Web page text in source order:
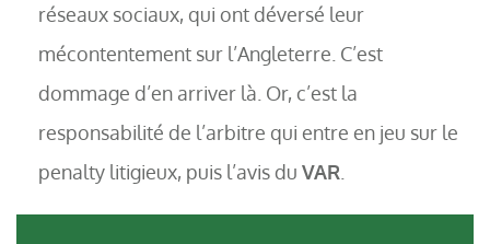
réseaux sociaux, qui ont déversé leur
mécontentement sur l’Angleterre. C’est
dommage d’en arriver là. Or, c’est la
responsabilité de l’arbitre qui entre en jeu sur le
penalty litigieux, puis l’avis du VAR